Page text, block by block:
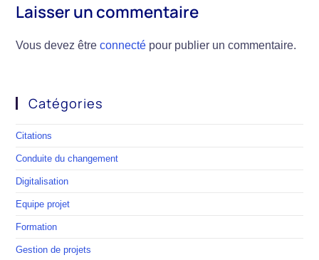
Laisser un commentaire
Vous devez êtreconnecté pour publier un commentaire.
Catégories
Citations
Conduite du changement
Digitalisation
Equipe projet
Formation
Gestion de projets